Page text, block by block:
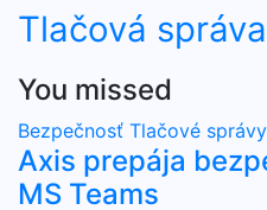
Tlačová správa
You missed
Bezpečnosť Tlačové správy
Axis prepája
MS Teams